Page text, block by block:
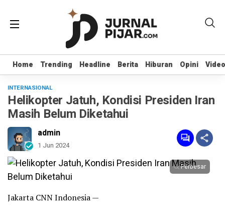
Home Trending Headline Berita Hiburan Opini Video
Home Trending Headline Berita Hiburan Opini Video
INTERNASIONAL
Helikopter Jatuh, Kondisi Presiden Iran
Masih Belum Diketahui
admin
1 Jun 2024
Perbesar
Jakarta CNN Indonesia —